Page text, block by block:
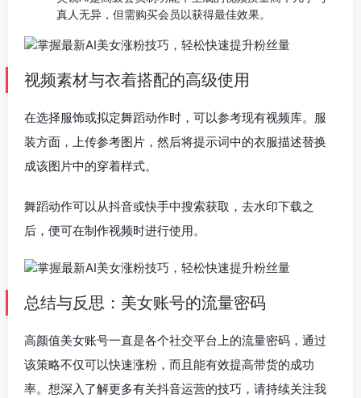
真人无异，但需购买会员以获得最佳效果。
视频素材与衣着搭配的高级使用
在选择服饰或拟定舞蹈动作时，可以参考现有视频库。服
装方面，上传参考图片，然后将提示词中的衣服描述替换
成该图片中的穿着样式。
舞蹈动作可以从抖音或快手中搜索获取，去水印下载之
后，便可在制作视频时进行使用。
总结与反思：美女账号的流量密码
高颜值美女账号一直是各个社交平台上的流量密码，通过
该策略不仅可以快速涨粉，而且能有效提高带货的成功
率。想深入了解更多有关抖音运营的技巧，请持续关注我